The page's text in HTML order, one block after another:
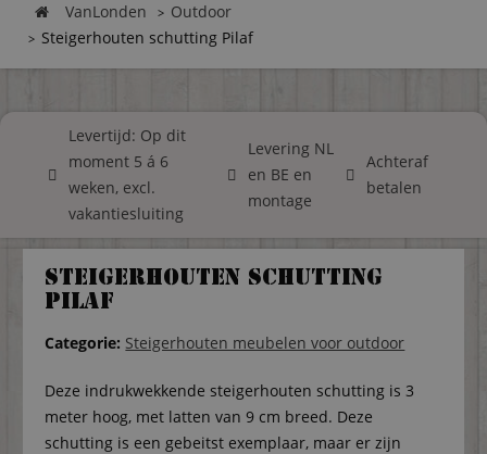
VanLonden
Outdoor
Steigerhouten schutting Pilaf
Levertijd: Op dit
moment 5 á 6
weken, excl.
vakantiesluiting
Levering NL
en BE en
montage
Achteraf
betalen
Steigerhouten schutting
Pilaf
Categorie: Steigerhouten meubelen voor outdoor
Deze indrukwekkende steigerhouten schutting is 3
meter hoog, met latten van 9 cm breed. Deze
schutting is een gebeitst exemplaar, maar er zijn